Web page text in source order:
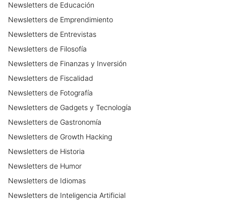
Newsletters de Educación
Newsletters de Emprendimiento
Newsletters de Entrevistas
Newsletters de Filosofía
Newsletters de Finanzas y Inversión
Newsletters de Fiscalidad
Newsletters de Fotografía
Newsletters de Gadgets y Tecnología
Newsletters de Gastronomía
Newsletters de Growth Hacking
Newsletters de Historia
Newsletters de Humor
Newsletters de Idiomas
Newsletters de Inteligencia Artificial